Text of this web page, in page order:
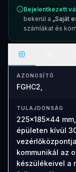
Bejelentkezett
bekerül a „Saját
számlákat és
AZONOSÍTÓ
FGHC2,
TULAJDONSÁG
225x185x44
épületen kívül
kommunikál az
készülékeivel a